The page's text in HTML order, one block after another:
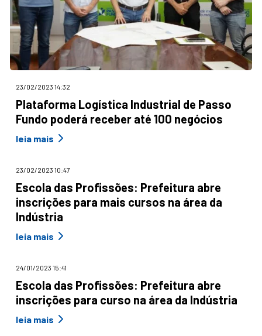
23/02/2023 14:32
Plataforma Logística Industrial de Passo
Fundo poderá receber até 100 negócios
leia mais
23/02/2023 10:47
Escola das Profissões: Prefeitura abre
inscrições para mais cursos na área da
Indústria
leia mais
24/01/2023 15:41
Escola das Profissões: Prefeitura abre
inscrições para curso na área da Indústria
leia mais